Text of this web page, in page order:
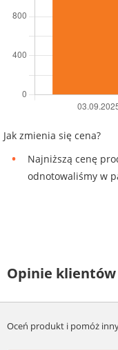
Jak zmienia się cena?
Najniższą cenę
odnotowaliśmy w
Opinie klientów
Oceń produkt i pomóż